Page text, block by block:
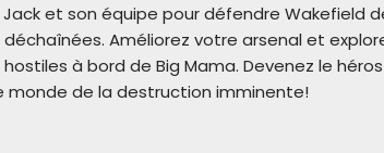
Jack et son équipe pour défendre Wakefield
Améliorez votre arsenal et
à bord de Big Mama. Devenez le
monde de la destruction imminente!